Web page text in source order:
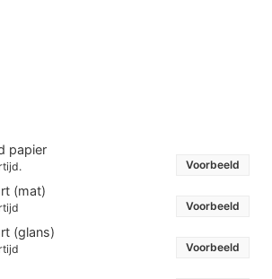
papier
(mat)
(glans)